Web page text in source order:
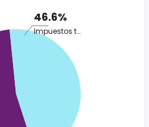
46.6%
Impuestos totales